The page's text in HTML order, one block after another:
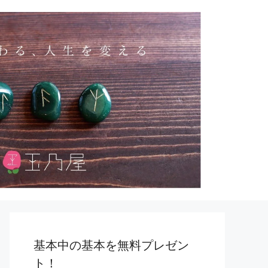
基本中の基本を無料プレゼン
ト！